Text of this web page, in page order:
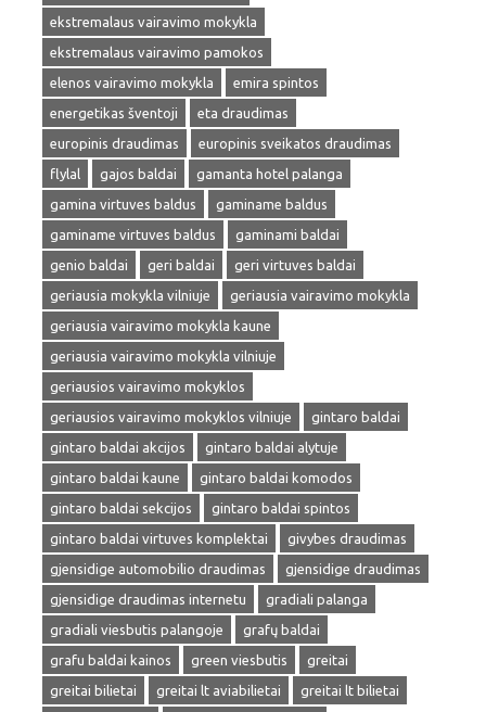
ekstremalaus vairavimo mokykla
ekstremalaus vairavimo pamokos
elenos vairavimo mokykla
emira spintos
energetikas šventoji
eta draudimas
europinis draudimas
europinis sveikatos draudimas
flylal
gajos baldai
gamanta hotel palanga
gamina virtuves baldus
gaminame baldus
gaminame virtuves baldus
gaminami baldai
genio baldai
geri baldai
geri virtuves baldai
geriausia mokykla vilniuje
geriausia vairavimo mokykla
geriausia vairavimo mokykla kaune
geriausia vairavimo mokykla vilniuje
geriausios vairavimo mokyklos
geriausios vairavimo mokyklos vilniuje
gintaro baldai
gintaro baldai akcijos
gintaro baldai alytuje
gintaro baldai kaune
gintaro baldai komodos
gintaro baldai sekcijos
gintaro baldai spintos
gintaro baldai virtuves komplektai
givybes draudimas
gjensidige automobilio draudimas
gjensidige draudimas
gjensidige draudimas internetu
gradiali palanga
gradiali viesbutis palangoje
grafų baldai
grafu baldai kainos
green viesbutis
greitai
greitai bilietai
greitai lt aviabilietai
greitai lt bilietai